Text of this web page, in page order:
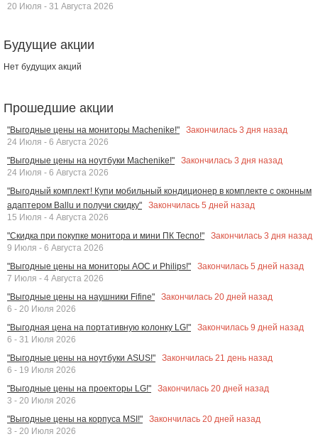
20 Июля - 31 Августа 2026
Будущие акции
Нет будущих акций
Прошедшие акции
"Выгодные цены на мониторы Machenike!" Закончилась 3 дня назад
24 Июля - 6 Августа 2026
"Выгодные цены на ноутбуки Machenike!"
Закончилась 3 дня назад
24 Июля - 6 Августа 2026
"Выгодный комплект! Купи мобильный кондиционер в комплекте с оконным
адаптером Ballu и получи скидку"
Закончилась 5 дней назад
15 Июля - 4 Августа 2026
"Скидка при покупке монитора и мини ПК Tecno!"
Закончилась 3 дня назад
9 Июля - 6 Августа 2026
"Выгодные цены на мониторы AOC и Philips!"
Закончилась 5 дней назад
7 Июля - 4 Августа 2026
"Выгодные цены на наушники Fifine"
Закончилась 20 дней назад
6 - 20 Июля 2026
"Выгодная цена на портативную колонку LG!"
Закончилась 9 дней назад
6 - 31 Июля 2026
"Выгодные цены на ноутбуки ASUS!"
Закончилась 21 день назад
6 - 19 Июля 2026
"Выгодные цены на проекторы LG!"
Закончилась 20 дней назад
3 - 20 Июля 2026
"Выгодные цены на корпуса MSI!"
Закончилась 20 дней назад
3 - 20 Июля 2026